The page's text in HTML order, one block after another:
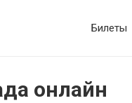
Билеты
онлайн